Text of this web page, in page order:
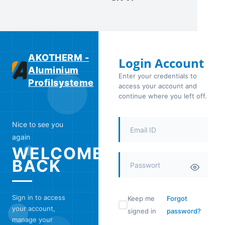
AKOTHERM -
Aluminium
Profilsysteme
Nice to see you
again
WELCOME
BACK
Sign in to access
your account,
manage your
Login Account
Enter your credentials to
access your account and
continue where you left off.
Keep me
signed in
Forgot
password?